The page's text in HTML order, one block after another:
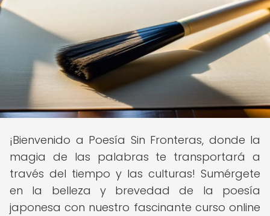
¡Bienvenido a Poesía Sin Fronteras, donde la
magia de las palabras te transportará a
través del tiempo y las culturas! Sumérgete
en la belleza y brevedad de la poesía
japonesa con nuestro fascinante curso online